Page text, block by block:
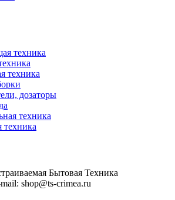
техника
техника
дозаторы
техника
техника
Бытовая Техника
shop@ts-crimea.ru